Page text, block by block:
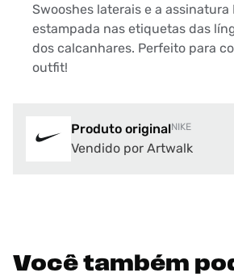
Swooshes laterais e a assinatura
estampada nas etiquetas das
dos calcanhares. Perfeito para
outfit!
Produto originalNIKE
Vendido por Artwalk
Você também